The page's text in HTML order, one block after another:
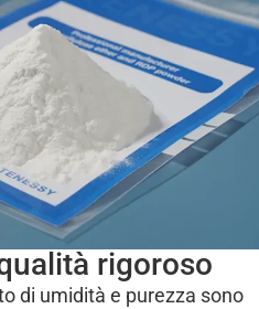
rigoroso
di umidità e purezza sono